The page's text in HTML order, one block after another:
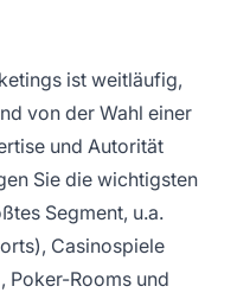
ist weitläufig,
von der Wahl einer
und Autorität
Sie die wichtigsten
Segment, u.a.
Casinospiele
Poker-Rooms und